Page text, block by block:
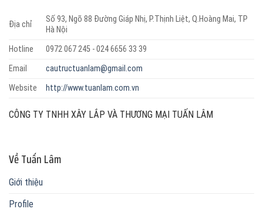
Địa chỉ
Số 93, Ngõ 88 Đường Giáp Nhị, P.Thịnh Liệt, Q.Hoàng Mai, TP
Hà Nội
Hotline
0972 067 245 - 024 6656 33 39
Email
cautructuanlam@gmail.com
Website
http://www.tuanlam.com.vn
CÔNG TY TNHH XÂY LẮP VÀ THƯƠNG MẠI TUẤN LÂM
Về Tuấn Lâm
Giới thiệu
Profile